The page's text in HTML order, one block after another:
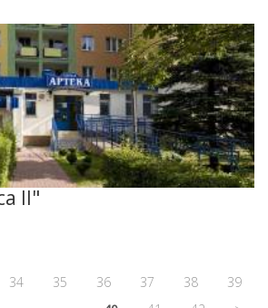
II"
34 35 36 37 38
39